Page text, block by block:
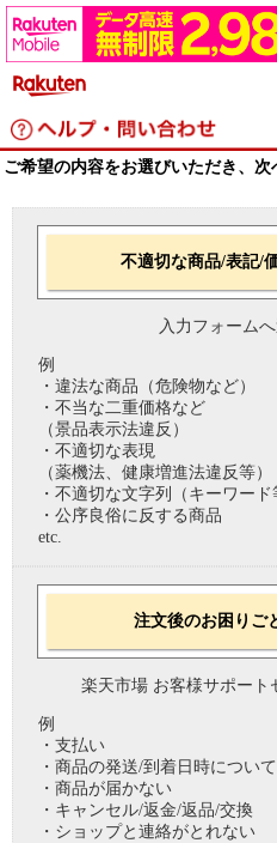
ご希望の内容をお選びいただき、次
不適切な商品/表記/
入力フォームへ
例
・違法な商品（危険物など）
・不当な二重価格など
（景品表示法違反）
・不適切な表現
（薬機法、健康増進法違反等）
・不適切な文字列（キーワード
・公序良俗に反する商品
etc.
注文後のお困りご
楽天市場 お客様サポート
例
・支払い
・商品の発送/到着日時について
・商品が届かない
・キャンセル/返金/返品/交換
・ショップと連絡がとれない